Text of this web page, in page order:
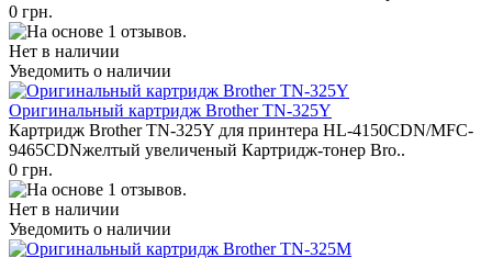
0 грн.
Нет в наличии
Уведомить о наличии
Оригинальный картридж Brother TN-325Y
Картридж Brother TN-325Y для принтера HL-4150CDN/MFC-
9465CDNжелтый увеличеный Картридж-тонер Bro..
0 грн.
Нет в наличии
Уведомить о наличии